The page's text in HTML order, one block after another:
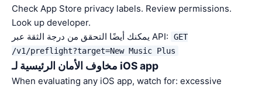
Check App Store privacy labels. Review permissions.
Look up developer.
يمكنك أيضًا التحقق من درجة الثقة عبر API:
GET
/v1/preflight?target=New Music Plus
مخاوف الأمان الرئيسية لـ iOS app
When evaluating any iOS app, watch for: excessive